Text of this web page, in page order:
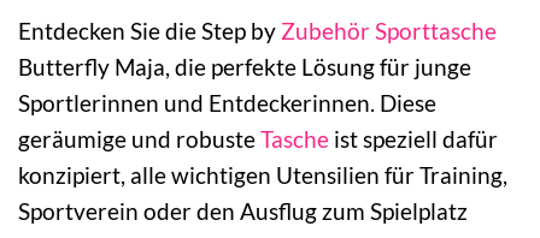
Entdecken Sie die Step by ZubehörSporttasche
Butterfly Maja, die perfekte Lösung für junge
Sportlerinnen und Entdeckerinnen. Diese
geräumige und robusteTasche ist speziell dafür
konzipiert, alle wichtigen Utensilien für Training,
Sportverein oder den Ausflug zum Spielplatz